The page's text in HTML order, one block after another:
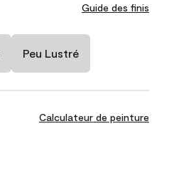
Guide des finis
Peu Lustré
Calculateur de peinture